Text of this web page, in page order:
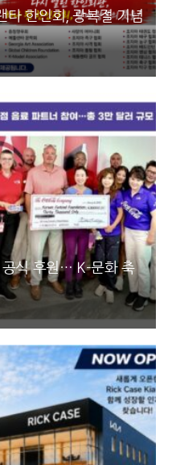
한인회, 광복절 기념
공식 후원… K-문화 축